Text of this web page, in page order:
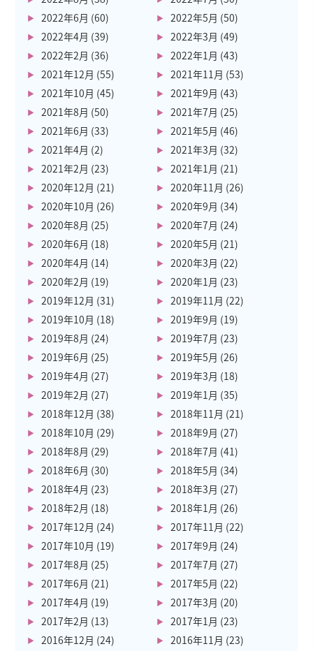
2022年6月 (60) 2022年5月 (50)
2022年4月 (39) 2022年3月 (49)
2022年2月 (36) 2022年1月 (43)
2021年12月 (55) 2021年11月 (53)
2021年10月 (45) 2021年9月 (43)
2021年8月 (50) 2021年7月 (25)
2021年6月 (33) 2021年5月 (46)
2021年4月 (2) 2021年3月 (32)
2021年2月 (23) 2021年1月 (21)
2020年12月 (21) 2020年11月 (26)
2020年10月 (26) 2020年9月 (34)
2020年8月 (25) 2020年7月 (24)
2020年6月 (18) 2020年5月 (21)
2020年4月 (14) 2020年3月 (22)
2020年2月 (19) 2020年1月 (23)
2019年12月 (31) 2019年11月 (22)
2019年10月 (18) 2019年9月 (19)
2019年8月 (24) 2019年7月 (23)
2019年6月 (25) 2019年5月 (26)
2019年4月 (27) 2019年3月 (18)
2019年2月 (27) 2019年1月 (35)
2018年12月 (38) 2018年11月 (21)
2018年10月 (29) 2018年9月 (27)
2018年8月 (29) 2018年7月 (41)
2018年6月 (30) 2018年5月 (34)
2018年4月 (23) 2018年3月 (27)
2018年2月 (18) 2018年1月 (26)
2017年12月 (24) 2017年11月 (22)
2017年10月 (19) 2017年9月 (24)
2017年8月 (25) 2017年7月 (27)
2017年6月 (21) 2017年5月 (22)
2017年4月 (19) 2017年3月 (20)
2017年2月 (13) 2017年1月 (23)
2016年12月 (24) 2016年11月 (23)